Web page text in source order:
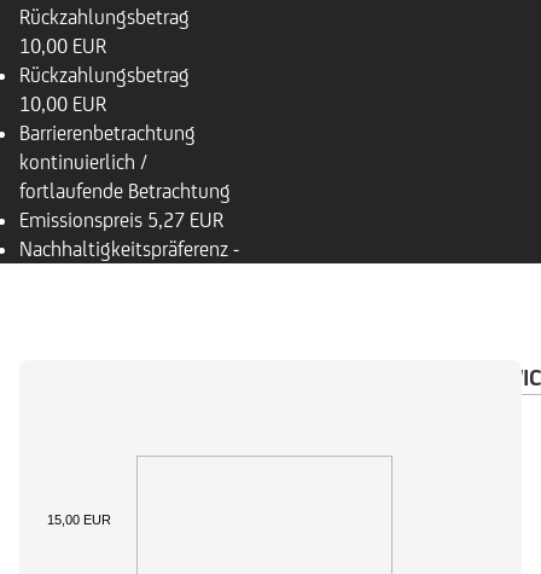
Rückzahlungsbetrag
10,00 EUR
Rückzahlungsbetrag
10,00 EUR
Barrierenbetrachtung
kontinuierlich /
fortlaufende Betrachtung
Emissionspreis 5,27 EUR
Nachhaltigkeitspräferenz -
15,00 EUR